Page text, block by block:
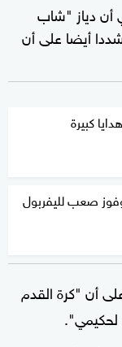
أن دياز "شاب
أيضا على أن
كبيرة
صعب لليفربول
أن "كرة القدم
لحكيمي".